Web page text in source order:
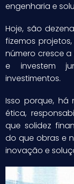
engenharia e
Hoje, são
fizemos
número cresce
e investem
investimentos.
Isso porque, há
ética,
que solidez
do que obras e
inovação e